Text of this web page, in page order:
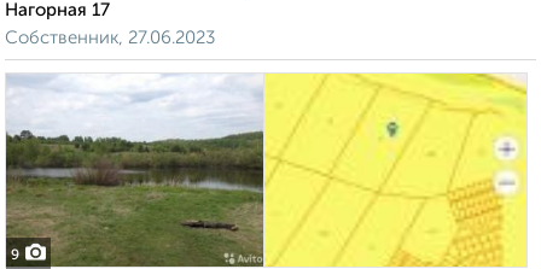
Нагорная 17
Собственник, 27.06.2023
9